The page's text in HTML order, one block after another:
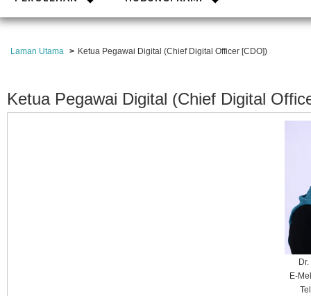
Laman Utama Ketua Pegawai Digital (Chief Digital Officer [CDO])
Ketua Pegawai Digital (Chief Digital
E-